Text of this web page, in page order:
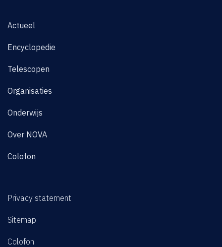
Actueel
Encyclopedie
Telescopen
Organisaties
Onderwijs
Over NOVA
Colofon
Privacy statement
Sitemap
Colofon